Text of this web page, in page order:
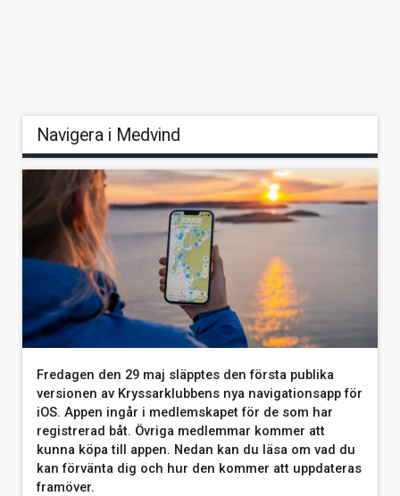
Navigera i Medvind
Fredagen den 29 maj släpptes den första publika
versionen av Kryssarklubbens nya navigationsapp för
iOS. Appen ingår i medlemskapet för de som har
registrerad båt. Övriga medlemmar kommer att
kunna köpa till appen. Nedan kan du läsa om vad du
kan förvänta dig och hur den kommer att uppdateras
framöver.